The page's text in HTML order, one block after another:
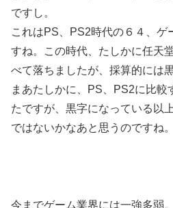
ですし。
これはPS、PS2時代の６４、ゲ
すね。この時代、たしかに任天
べて落ちましたが、採算的には
まあたしかに、PS、PS2に比較
たですが、黒字になっている以
ではないかなあと思うのですね。
今までゲーム業界には一強多弱